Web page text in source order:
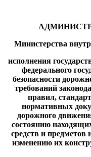
Министерства
исполнения
федерального
безопасности
требований
правил,
нормативных
дорожного
состоянию
средств и предметов
изменению их